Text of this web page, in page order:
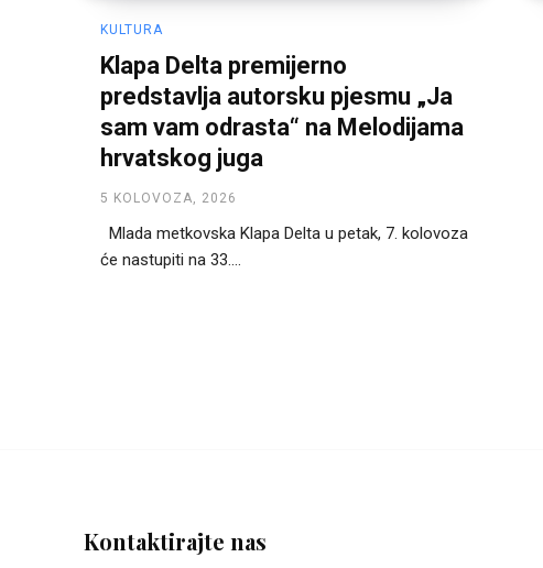
KULTURA
Klapa Delta premijerno
predstavlja autorsku pjesmu „Ja
sam vam odrasta“ na Melodijama
hrvatskog juga
5 KOLOVOZA, 2026
Mlada metkovska Klapa Delta u petak, 7. kolovoza
će nastupiti na 33....
Kontaktirajte nas